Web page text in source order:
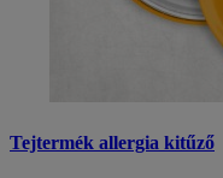
Tejtermék allergia kitűző